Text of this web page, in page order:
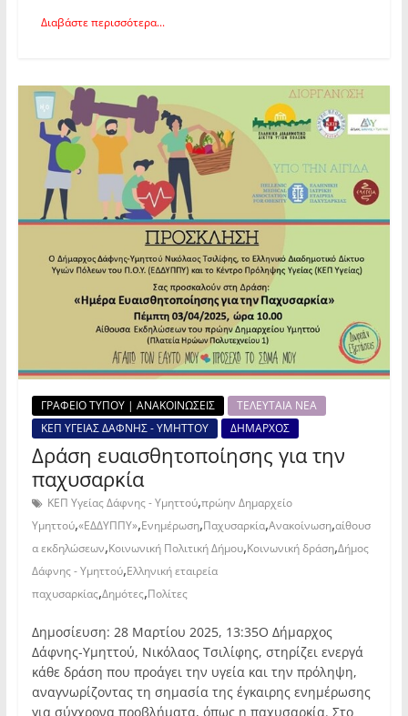
Διαβάστε περισσότερα...
ΓΡΑΦΕΙΟ ΤΥΠΟΥ | ΑΝΑΚΟΙΝΩΣΕΙΣ
ΤΕΛΕΥΤΑΙΑ ΝΕΑ
ΚΕΠ ΥΓΕΙΑΣ ΔΑΦΝΗΣ - ΥΜΗΤΤΟΥ
ΔΗΜΑΡΧΟΣ
Δράση ευαισθητοποίησης για την
παχυσαρκία
ΚΕΠ Υγείας Δάφνης - Υμηττού,πρώην Δημαρχείο
Υμηττού,«ΕΔΔΥΠΠΥ»,Ενημέρωση,Παχυσαρκία,Ανακοίνωση,αίθουσ
α εκδηλώσεων,Κοινωνική Πολιτική Δήμου,Κοινωνική δράση,Δήμος
Δάφνης - Υμηττού,Ελληνική εταιρεία
παχυσαρκίας,Δημότες,Πολίτες
Δημοσίευση: 28 Μαρτίου 2025, 13:35Ο Δήμαρχος
Δάφνης-Υμηττού, Νικόλαος Τσιλίφης, στηρίζει ενεργά
κάθε δράση που προάγει την υγεία και την πρόληψη,
αναγνωρίζοντας τη σημασία της έγκαιρης ενημέρωσης
για σύγχρονα προβλήματα, όπως η παχυσαρκία. Στο